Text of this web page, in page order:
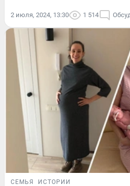
2 июля, 2024, 13:30 1 514
СЕМЬЯ ИСТОРИИ